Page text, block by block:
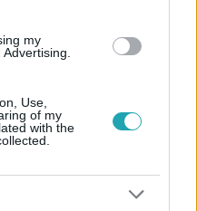
my
Use,
of my
with the